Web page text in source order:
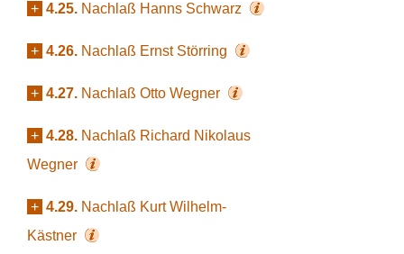
+ 4.25. Nachlaß Hanns Schwarz
+ 4.26. Nachlaß Ernst Störring
+ 4.27. Nachlaß Otto Wegner
+ 4.28. Nachlaß Richard Nikolaus
Wegner
+ 4.29. Nachlaß Kurt Wilhelm-
Kästner